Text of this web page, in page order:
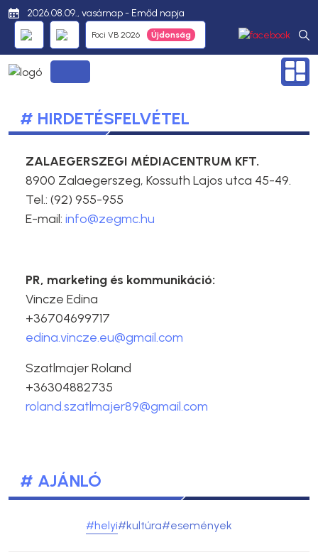
2026.08.09., vasárnap - Emőd napja
Foci VB 2026
# HIRDETÉSFELVÉTEL
ZALAEGERSZEGI MÉDIACENTRUM KFT.
8900 Zalaegerszeg, Kossuth Lajos utca 45-49.
Tel.: (92) 955-955
E-mail: info@zegmc.hu
PR, marketing és kommunikáció:
Vincze Edina
+36704699717
edina.vincze.eu@gmail.com
Szatlmajer Roland
+36304882735
roland.szatlmajer89@gmail.com
# AJÁNLÓ
#helyi#kultúra#események